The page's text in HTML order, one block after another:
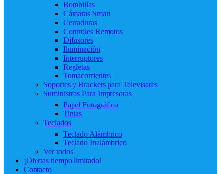
Bombillas
Cámaras Smart
Cerraduras
Controles Remotos
Difusores
Iluminación
Interruptores
Regletas
Tomacorrientes
Soportes y Brackets para Televisores
Suministros Para Impresoras
Papel Fotográfico
Tintas
Teclados
Teclado Alámbrico
Teclado Inalámbrico
Ver todos
¡Ofertas tiempo limitado!
Contacto